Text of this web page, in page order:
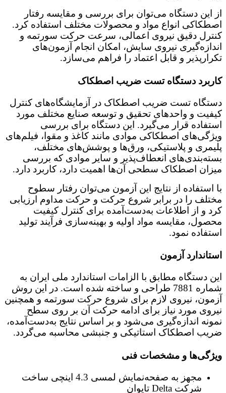
از این دستگاه می‌توان برای بررسی و مقایسه رفتار
اصطکاکی انواع مواد و محصولات مختلف استفاده کرد.
کنترل دقیق نیروی اعمالی، سرعت حرکت سورتمه و
اندازه‌گیری نیروی سایش، امکان انجام آزمون‌های
تکرارپذیر و قابل اعتماد را فراهم می‌سازد.
کاربرد دستگاه تست ضریب اصطکاک
دستگاه تست ضریب اصطکاک در آزمایشگاه‌های کنترل
کیفیت و واحدهای تحقیق و توسعه صنایع مختلف مورد
استفاده قرار می‌گیرد. این دستگاه برای بررسی
ویژگی‌های اصطکاکی موادی مانند کاغذ و مقوا، فیلم‌های
پلیمری و پلاستیکی، ورق‌ها و پوشش‌های مختلف،
بسته‌بندی‌های انعطاف‌پذیر و سایر موادی که بررسی
میزان اصطکاک سطحی آن‌ها اهمیت دارد، کاربرد دارد.
با استفاده از نتایج این آزمون می‌توان رفتار سطوح
مختلف را در برابر شروع حرکت و حرکت مداوم ارزیابی
کرد و از اطلاعات به‌دست‌آمده برای کنترل کیفیت
محصول، مقایسه مواد اولیه و بهینه‌سازی فرآیند تولید
استفاده نمود.
استاندارد آزمون
این دستگاه مطابق با الزامات استاندارد ملی ایران به
شماره 7881 طراحی و ساخته شده است. در این روش
آزمون، نیروی لازم برای شروع حرکت سورتمه و همچنین
نیروی مورد نیاز برای ادامه حرکت آن بر روی سطح
نمونه اندازه‌گیری می‌شود و بر اساس نتایج به‌دست‌آمده،
ضریب اصطکاک استاتیکی و جنبشی محاسبه می‌گردد.
ویژگی‌ها و مشخصات فنی
مجهز به صفحه‌نمایش لمسی 4.3 اینچی ساخت
شرکت Delta تایوان